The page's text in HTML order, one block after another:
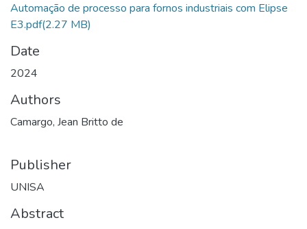
Automação de processo para fornos industriais com Elipse
E3.pdf(2.27 MB)
Date
2024
Authors
Camargo, Jean Britto de
Publisher
UNISA
Abstract